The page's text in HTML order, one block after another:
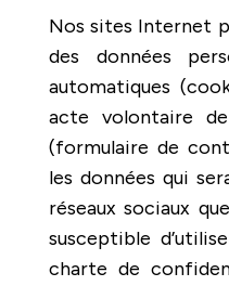
Nos sites Internet
des données
automatiques
acte volontaire
(formulaire de
les données qui
réseaux sociaux
susceptible
charte de